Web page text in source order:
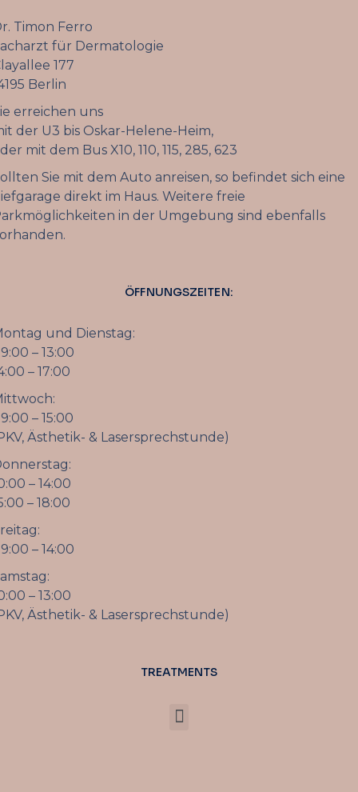
Timon Ferro
für Dermatologie
177
Berlin
erreichen uns
der U3 bis Oskar-Helene-Heim,
mit dem Bus X10, 110, 115, 285, 623
Sie mit dem Auto anreisen, so befindet sich eine
direkt im Haus. Weitere freie
in der Umgebung sind ebenfalls
ÖFFNUNGSZEITEN:
und Dienstag:
– 13:00
– 17:00
– 15:00
Ästhetik- & Lasersprechstunde)
– 14:00
– 18:00
– 14:00
– 13:00
Ästhetik- & Lasersprechstunde)
TREATMENTS